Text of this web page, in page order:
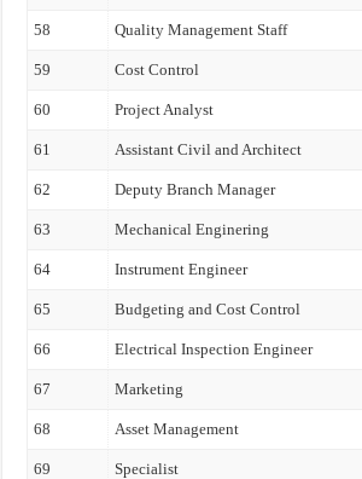
58 Quality Management Staff
59 Cost Control
60 Project Analyst
61 Assistant Civil and Architect
62 Deputy Branch Manager
63 Mechanical Enginering
64 Instrument Engineer
65 Budgeting and Cost Control
66 Electrical Inspection Engineer
67 Marketing
68 Asset Management
69 Specialist